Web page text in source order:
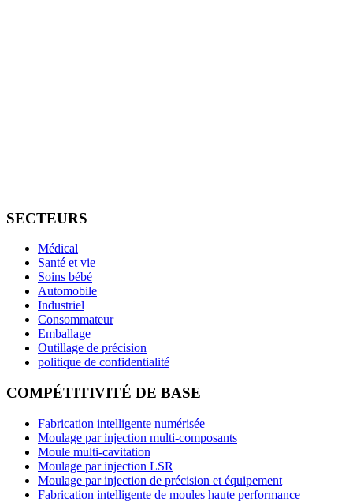
SECTEURS
Médical
Santé et vie
Soins bébé
Automobile
Industriel
Consommateur
Emballage
Outillage de précision
politique de confidentialité
COMPÉTITIVITÉ DE BASE
Fabrication intelligente numérisée
Moulage par injection multi-composants
Moule multi-cavitation
Moulage par injection LSR
Moulage par injection de précision et équipement
Fabrication intelligente de moules haute performance